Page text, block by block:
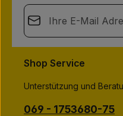
E-Mail-Adresse*
Datenschutz
Ich habe die
einverstanden. *
Die mit einem Stern (*)
Pflichtfelder.
Shop Service
Unterstützung und
069 - 1753680-75